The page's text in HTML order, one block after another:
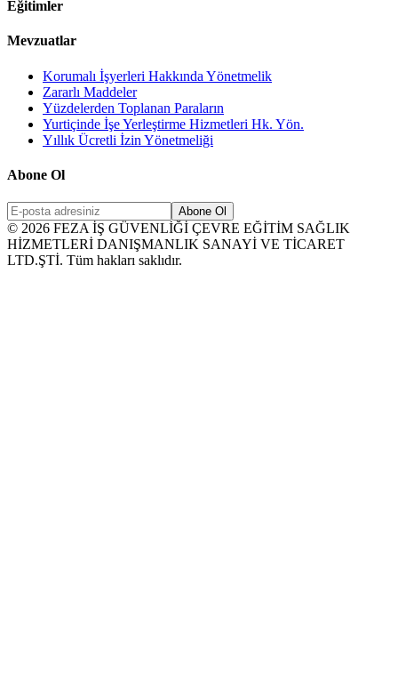
Eğitimler
Mevzuatlar
Korumalı İşyerleri Hakkında Yönetmelik
Zararlı Maddeler
Yüzdelerden Toplanan Paraların
Yurtiçinde İşe Yerleştirme Hizmetleri Hk. Yön.
Yıllık Ücretli İzin Yönetmeliği
Abone Ol
Abone Ol
© 2026 FEZA İŞ GÜVENLİĞİ ÇEVRE EĞİTİM SAĞLIK
HİZMETLERİ DANIŞMANLIK SANAYİ VE TİCARET
LTD.ŞTİ. Tüm hakları saklıdır.